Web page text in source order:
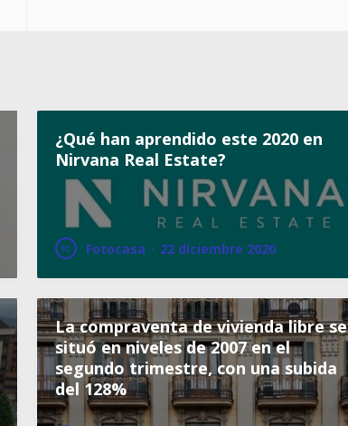
¿Qué han aprendido este 2020 en
Nirvana Real Estate?
Fotocasa · 22 diciembre 2020
La compraventa de vivienda libre se
situó en niveles de 2007 en el
segundo trimestre, con una subida
del 128%